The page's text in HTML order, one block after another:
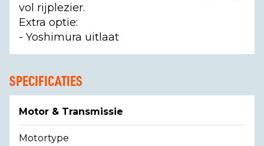
vol rijplezier.
Extra optie:
- Yoshimura uitlaat
SPECIFICATIES
Motor & Transmissie
Motortype